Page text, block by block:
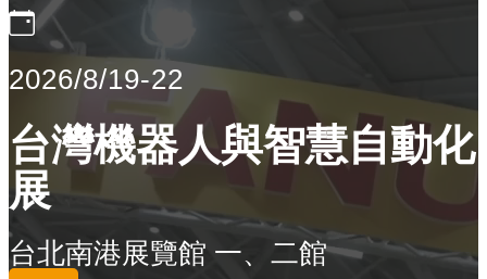
2026/8/19-22
台灣機器人與智慧自動化
展
台北南港展覽館 一、二館